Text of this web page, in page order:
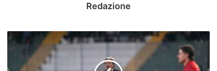
Redazione
Serie
giornata: